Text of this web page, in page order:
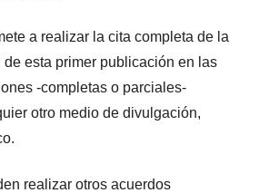
a realizar la cita completa de la
esta primer publicación en las
-completas o parciales-
otro medio de divulgación,
realizar otros acuerdos